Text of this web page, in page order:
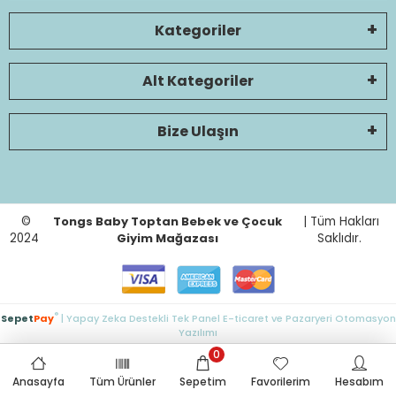
Kategoriler
Alt Kategoriler
Bize Ulaşın
©
2024
Tongs Baby Toptan Bebek ve Çocuk
Giyim Mağazası
| Tüm Hakları
Saklıdır.
Anasayfa Tüm Ürünler Sepetim
0
Favorilerim
Hesabım
SepetPay®| Yapay Zeka Destekli Tek Panel E-ticaret ve Pazaryeri Otomasyon
Yazılımı